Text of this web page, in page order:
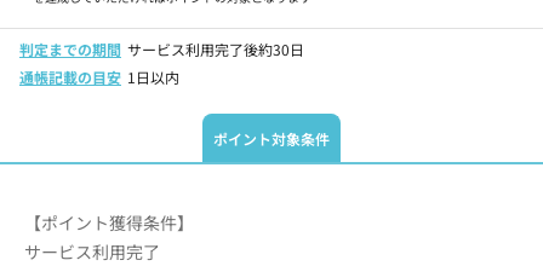
判定までの期間 サービス利用完了後約30日
通帳記載の目安 1日以内
ポイント対象条件
【ポイント獲得条件】
サービス利用完了